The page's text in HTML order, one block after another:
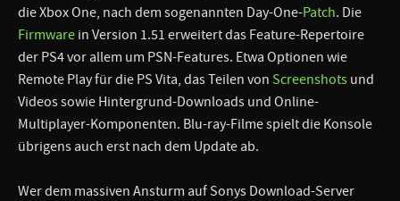
die Xbox One, nach dem sogenannten Day-One-Patch. Die
Firmware in Version 1.51 erweitert das Feature-Repertoire
der PS4 vor allem um PSN-Features. Etwa Optionen wie
Remote Play für die PS Vita, das Teilen von Screenshots und
Videos sowie Hintergrund-Downloads und Online-
Multiplayer-Komponenten. Blu-ray-Filme spielt die Konsole
übrigens auch erst nach dem Update ab.
Wer dem massiven Ansturm auf Sonys Download-Server